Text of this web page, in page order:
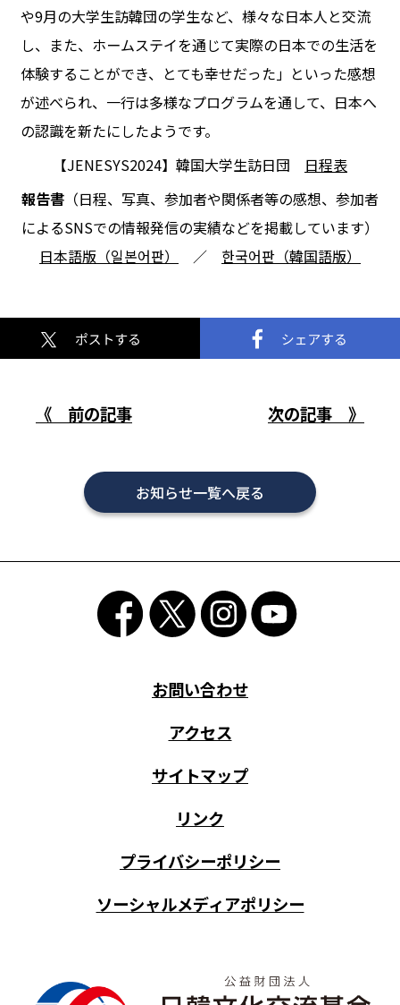
や9月の大学生訪韓団の学生など、様々な日本人と交流
し、また、ホームステイを通じて実際の日本での生活を
体験することができ、とても幸せだった」といった感想
が述べられ、一行は多様なプログラムを通して、日本へ
の認識を新たにしたようです。
【JENESYS2024】韓国大学生訪日団 日程表
報告書 （日程、写真、参加者や関係者等の感想、参加者
によるSNSでの情報発信の実績などを掲載しています）
日本語版（일본어판）
／ 한국어판（韓国語版）
《 前の記事 次の記事 》
お知らせ一覧へ戻る
お問い合わせ
アクセス
サイトマップ
リンク
プライバシーポリシー
ソーシャルメディアポリシー